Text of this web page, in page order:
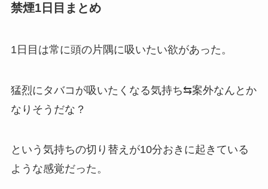
禁煙1日目まとめ
1日目は常に頭の片隅に吸いたい欲があった。
猛烈にタバコが吸いたくなる気持ち⇆案外なんとか
なりそうだな？
という気持ちの切り替えが10分おきに起きている
ような感覚だった。